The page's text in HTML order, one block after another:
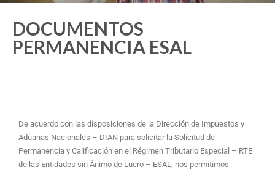
DOCUMENTOS
PERMANENCIA ESAL
De acuerdo con las disposiciones de la Dirección de Impuestos y
Aduanas Nacionales – DIAN para solicitar la Solicitud de
Permanencia y Calificación en el Régimen Tributario Especial – RTE
de las Entidades sin Ánimo de Lucro – ESAL, nos permitimos